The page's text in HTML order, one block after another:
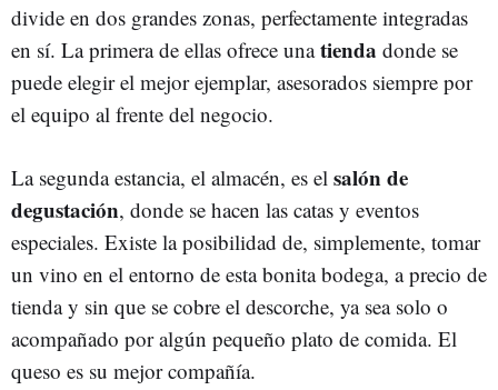
divide en dos grandes zonas, perfectamente integradas
en sí. La primera de ellas ofrece unatienda donde se
puede elegir el mejor ejemplar, asesorados siempre por
el equipo al frente del negocio.
La segunda estancia, el almacén, es el salón de
degustación, donde se hacen las catas y eventos
especiales. Existe la posibilidad de, simplemente, tomar
un vino en el entorno de esta bonita bodega, a precio de
tienda y sin que se cobre el descorche, ya sea solo o
acompañado por algún pequeño plato de comida. El
queso es su mejor compañía.